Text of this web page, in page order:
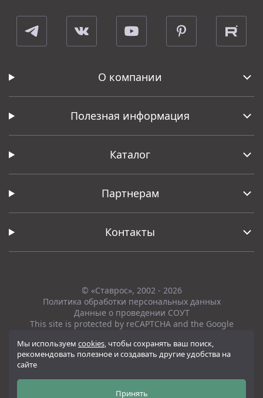
О компании
Полезная информация
Каталог
Партнерам
Контакты
© «Ставрос», 2002 - 2026
Политика обработки персональных данных
Данные о проведении СОУТ
This site is protected by reCAPTCHA and the Google
Вся представленная на сайте информация, касающаяся технических
информационный характер и ни при каких условиях не является
публичной офертой, определяемой положениями Статьи 437(2)
Мы используем cookies, чтобы сохранять ваш поиск,
рекомендовать полезное и создавать другие удобства на
сайте
Принять